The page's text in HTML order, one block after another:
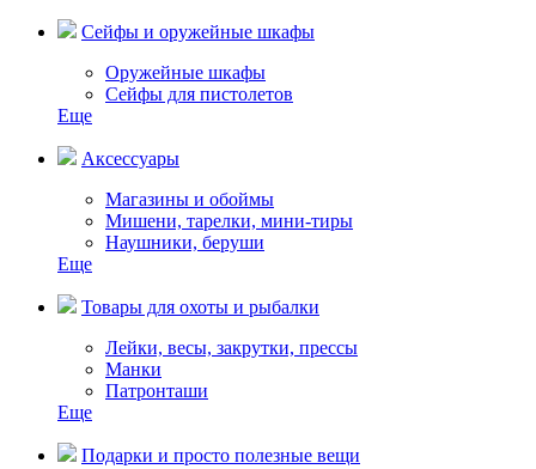
Сейфы и оружейные шкафы
Оружейные шкафы
Сейфы для пистолетов
Еще
Аксессуары
Магазины и обоймы
Мишени, тарелки, мини-тиры
Наушники, беруши
Еще
Товары для охоты и рыбалки
Лейки, весы, закрутки, прессы
Манки
Патронташи
Еще
Подарки и просто полезные вещи